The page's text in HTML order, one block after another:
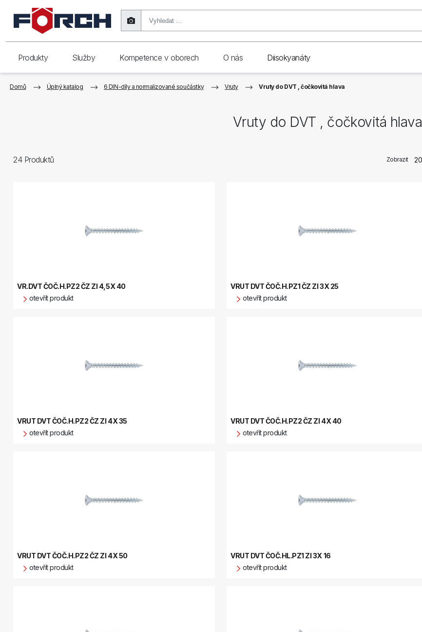
Produkty Služby Kompetence v oborech O nás Diisokyanáty
Domů Úplný katalog 6 DIN-díly a normalizované součástky Vruty Vruty do DVT , čočkovitá hlava
Vruty do DVT , čočkovitá hlava
24Produktů Zobrazit
VR.DVT ČOČ.H.PZ2 ČZ ZI 4,5X 40
otevřít produkt
VRUT DVT ČOČ.H.PZ1 ČZ ZI 3X 25
otevřít produkt
VRUT DVT ČOČ.H.PZ2 ČZ ZI 4X 35
otevřít produkt
VRUT DVT ČOČ.H.PZ2 ČZ ZI 4X 40
otevřít produkt
VRUT DVT ČOČ.H.PZ2 ČZ ZI 4X 50
otevřít produkt
VRUT DVT ČOČ.HL.PZ1 ZI 3X 16
otevřít produkt